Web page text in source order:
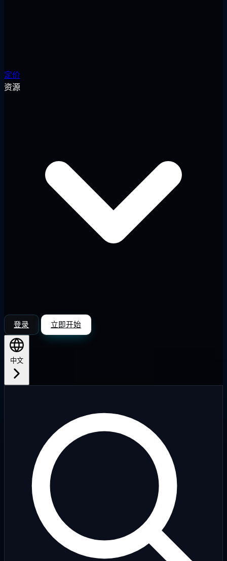
定价
资源
登录 立即开始
中文